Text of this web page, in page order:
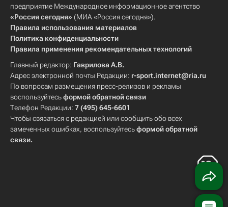
предприятие Международное информационное агентство
«Россия сегодня» (МИА «Россия сегодня»).
Правила использования материалов
Политика конфиденциальности
Правила применения рекомендательных технологий
Главный редактор: Гаврилова А.В.
Адрес электронной почты Редакции: r-sport.internet@ria.ru
По вопросам размещения пресс-релизов и рекламы
воспользуйтесьформой обратной связи
Телефон Редакции: 7 (495) 645-6601
Чтобы связаться с редакцией или сообщить обо всех
замеченных ошибках, воспользуйтесьформой обратной
связи.